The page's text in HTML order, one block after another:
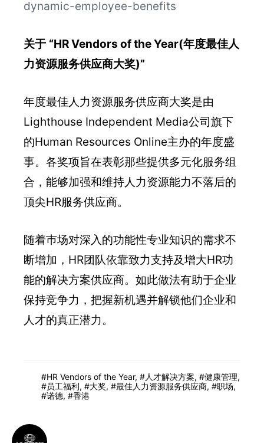
dynamic-employee-benefits
关于 “HR Vendors of the Year(年度最佳人
力资源服务供应商大奖)”
年度最佳人力资源服务供应商大奖是由
Lighthouse Independent Media公司旗下
的Human Resources Online主办的年度盛
事。各奖项旨在表彰那些提供多元化服务组
合，能够加强和维持人力资源能力不落后的
顶尖HR服务供应商。
随着巿场对深入的功能性专业知识的需求不
断增加，HR团队依靠致力支持及增大HR功
能的解决方案供应商。如此做法有助于企业
保持竞争力，把握新机遇并解锁他们企业和
人才的真正潜力。
HR Vendors of the Year, 人才解决方案, 健康管理,
员工福利, 大奖, 最佳人力资源服务供应商, 职场,
诺德, 香港